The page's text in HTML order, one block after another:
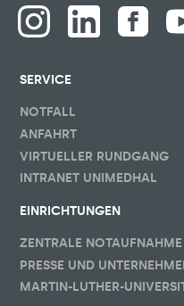
SERVICE
NOTFALL
ANFAHRT
VIRTUELLER RUNDGANG
INTRANET UNIMEDHAL
EINRICHTUNGEN
ZENTRALE
PRESSE UND
MARTIN-LUTHER-